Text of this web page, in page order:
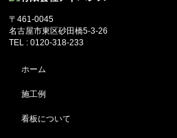
〒461-0045
名古屋市東区砂田橋5-3-26
TEL : 0120-318-233
ホーム
施工例
看板について